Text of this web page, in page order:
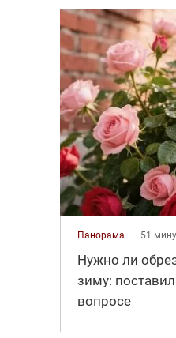
Панорама 51
Нужно ли
зиму:
вопросе